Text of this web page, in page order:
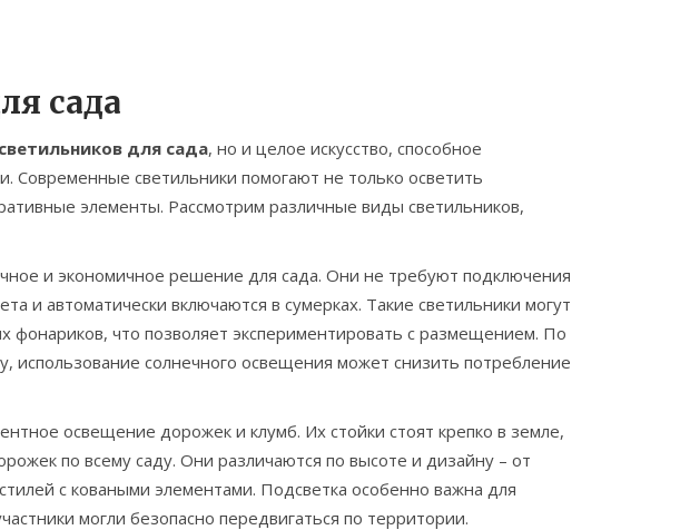
сада
светильников для сада, но и целое искусство, способное
Современные светильники помогают не только осветить
элементы. Рассмотрим различные виды светильников,
и экономичное решение для сада. Они не требуют подключения
и автоматически включаются в сумерках. Такие светильники могут
фонариков, что позволяет экспериментировать с размещением. По
использование солнечного освещения может снизить потребление
освещение дорожек и клумб. Их стойки стоят крепко в земле,
по всему саду. Они различаются по высоте и дизайну – от
с коваными элементами. Подсветка особенно важна для
могли безопасно передвигаться по территории.